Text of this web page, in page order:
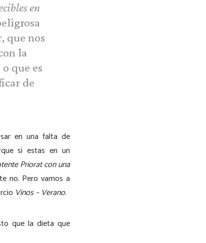
en
que nos
la
que es
de
en una falta de
si estas en un
Priorat con una
no. Pero vamos a
Vinos – Verano.
que la dieta que